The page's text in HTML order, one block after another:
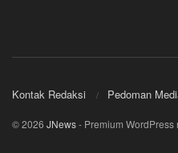
Kontak Redaksi Pedoman
© 2026 JNews- Premium